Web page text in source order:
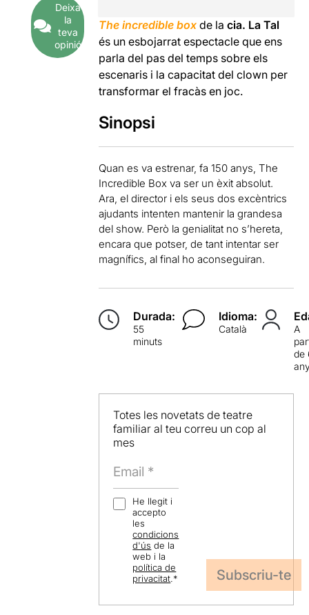
Deixa
la
teva
opinió
The incredible box de lacia. La Tal
és un esbojarrat espectacle que ens
parla del pas del temps sobre els
escenaris i la capacitat del clown per
transformar el fracàs en joc.
Sinopsi
Quan es va estrenar, fa 150 anys, The
Incredible Box va ser un èxit absolut.
Ara, el director i els seus dos excèntrics
ajudants intenten mantenir la grandesa
del show. Però la genialitat no s’hereta,
encara que potser, de tant intentar ser
magnífics, al final ho aconseguiran.
Durada:
55
minuts
Idioma:
Català
A
de
Totes les novetats de teatre
familiar al teu correu un cop al
mes
He llegit i
accepto
les
condicions
d'ús de la
web i la
política de
privacitat.*